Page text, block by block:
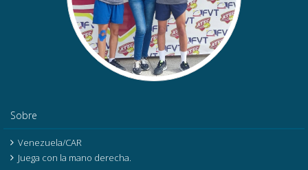
Sobre
Venezuela/CAR
Juega con la mano derecha.